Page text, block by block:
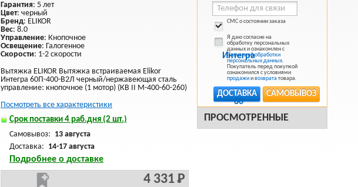
СМС о состоянии заказа
Я даю согласие на
обработку персональных
данных и ознакомлен с
Политикой обработки
персональных данных.
Покупатель перед покупкой
ознакомился с условиями
продажиивозврататовара.
САМОВЫВОЗ
ДОСТАВКА
ПРОСМОТРЕННЫЕ
Гарантия: 5 лет
Цвет: черный
Бренд: ELIKOR
Вес: 8.0
Управление: Кнопочное
Освещение: Галогенное
Скорости: 1-2 скорости
Вытяжка ELIKOR Вытяжка встраиваемая Elikor
Интегра 60П-400-В2Л черный/нержавеющая сталь
управление: кнопочное (1 мотор) (КВ II М-400-60-260)
Посмотреть все характеристики
Срок поставки 4 раб.дня (2 шт.)
Самовывоз: 13 августа
Доставка: 14-17 августа
Подробнее о доставке
4 331 Р